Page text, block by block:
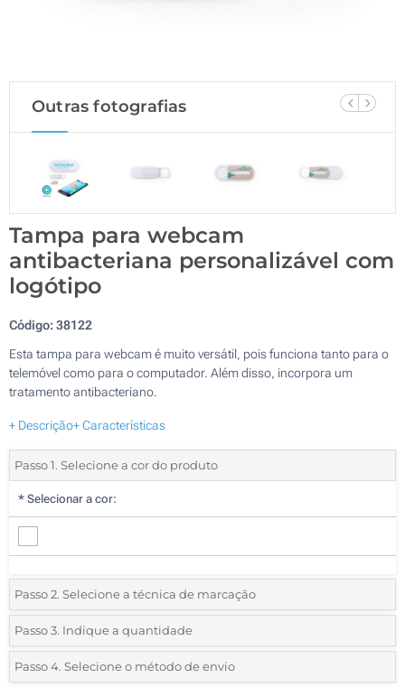
Outras fotografias
Tampa para webcam
antibacteriana personalizável com
logótipo
Código:38122
Esta tampa para webcam é muito versátil, pois funciona tanto para o
telemóvel como para o computador. Além disso, incorpora um
tratamento antibacteriano.
+ Descrição+ Características
Passo 1. Selecione a cor do produto
* Selecionar a cor:
Passo 2. Selecione a técnica de marcação
*Selecione o tipo de marcação e as cores do logotipo:
1 Cor (Na frente)
Passo 3. Indique a quantidade
*Quantidade mínima:1800
Passo 4. Selecione o método de envio